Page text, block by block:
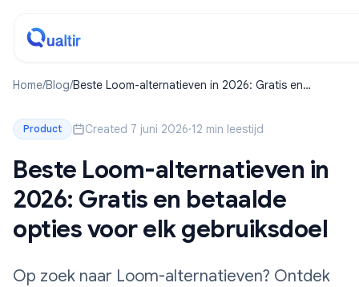
Home/Blog/Beste Loom-alternatieven in 2026: Gratis en
Product Created 7 juni 2026·12 min leestijd
Beste Loom-alternatieven in
2026: Gratis en betaalde
opties voor elk gebruiksdoel
Op zoek naar Loom-alternatieven? Ontdek